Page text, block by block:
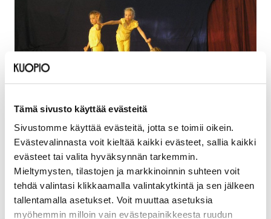
Tämä sivusto käyttää evästeitä
Sivustomme käyttää evästeitä, jotta se toimii oikein.
Evästevalinnasta voit kieltää kaikki evästeet, sallia kaikki
evästeet tai valita hyväksynnän tarkemmin.
Mieltymysten, tilastojen ja markkinoinnin suhteen voit
tehdä valintasi klikkaamalla valintakytkintä ja sen jälkeen
tallentamalla asetukset. Voit muuttaa asetuksia
myöhemmin milloin vain evästepainikkeesta ruudun
Päivämäärät
23.6.2026–2.7.2026